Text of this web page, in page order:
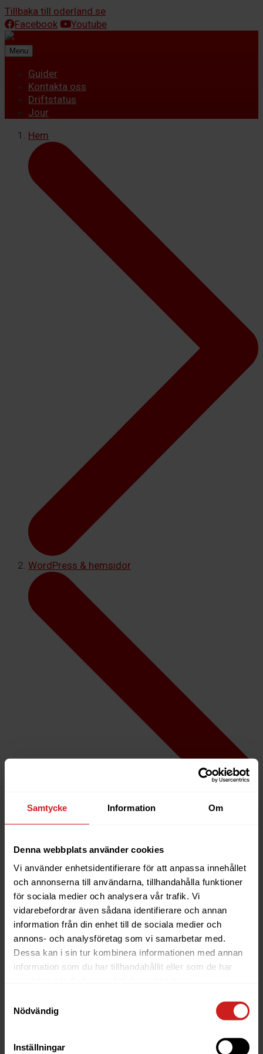
Samtycke Information Om
Denna webbplats använder cookies
Vi använder enhetsidentifierare för att anpassa innehållet
och annonserna till användarna, tillhandahålla funktioner
för sociala medier och analysera vår trafik. Vi
vidarebefordrar även sådana identifierare och annan
information från din enhet till de sociala medier och
annons- och analysföretag som vi samarbetar med.
Dessa kan i sin tur kombinera informationen med annan
information som du har tillhandahållit eller som de har
Nödvändig
Inställningar
Tillbaka till oderland.se
Facebook
Youtube
Menu
Guider
Kontakta oss
Driftstatus
Jour
Hem
WordPress & hemsidor